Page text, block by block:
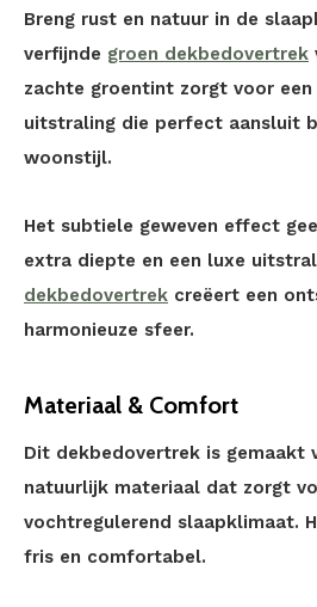
Breng rust en natuur in de
verfijnde groen dekbedovertrek
zachte groentint zorgt voor
uitstraling die perfect aansluit
woonstijl.
Het subtiele geweven effect
extra diepte en een luxe
dekbedovertrek creëert een
harmonieuze sfeer.
Materiaal & Comfort
Dit dekbedovertrek is gemaakt
natuurlijk materiaal dat zorgt
vochtregulerend slaapklimaat.
fris en comfortabel.